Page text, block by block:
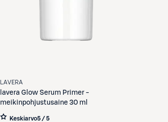
LAVERA
lavera Glow Serum Primer -
meikinpohjustusaine 30 ml
Keskiarvo5 / 5